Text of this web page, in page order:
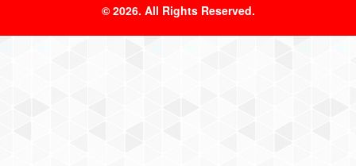
© 2026. All Rights Reserved.